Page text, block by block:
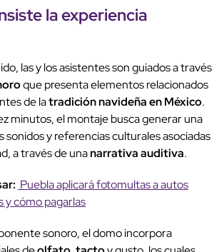
la experiencia
las y los asistentes son guiados a través
que presenta elementos relacionados
de latradición navideña en México.
minutos, el montaje busca generar una
sonidos y referencias culturales asociadas
a través de unanarrativa auditiva.
Puebla aplicará fotomultas a autos
cómo pagarlas
sonoro, el domo incorpora